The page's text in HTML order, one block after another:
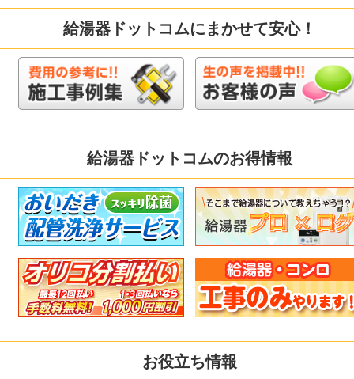
給湯器ドットコムにまかせて安心！
給湯器ドットコムのお得情報
お役立ち情報